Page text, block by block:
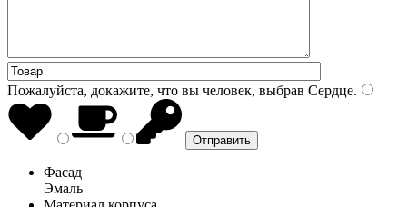
Пожалуйста, докажите, что вы человек, выбрав Сердце.
Фасад
Эмаль